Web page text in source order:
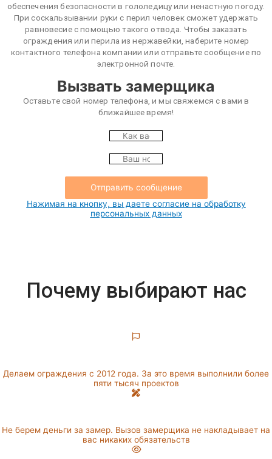
обеспечения безопасности в гололедицу или ненастную погоду.
При соскальзывании руки с перил человек сможет удержать
равновесие с помощью такого отвода. Чтобы заказать
ограждения или перила из нержавейки, наберите номер
контактного телефона компании или отправьте сообщение по
электронной почте.
Вызвать замерщика
Оставьте свой номер телефона, и мы свяжемся с вами в
ближайшее время!
Отправить сообщение
Нажимая на кнопку, вы даете согласие на обработку
персональных данных
Почему выбирают нас
Делаем ограждения с 2012 года. За это время выполнили более
пяти тысяч проектов
Не берем деньги за замер. Вызов замерщика не накладывает на
вас никаких обязательств